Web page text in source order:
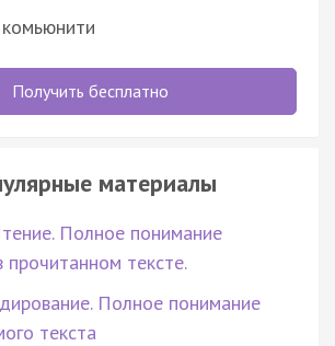
Получить бесплатно
материалы
Полное понимание
тексте.
Полное понимание
текста